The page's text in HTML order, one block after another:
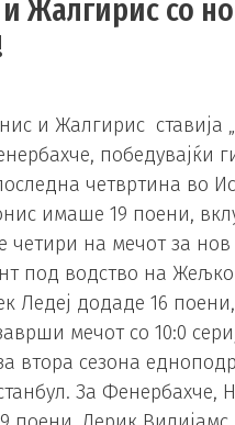
Жалгирис со
и Жалгирис ставија
победувајќи
четвртина во
имаше 19 поени,
четири на мечот за нов
под водство на Жељко
Ледеј додаде 16
мечот со 10:0
втора сезона
За Фенербахче,